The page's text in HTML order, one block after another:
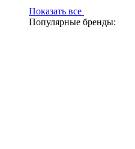
Показать все
Популярные бренды: